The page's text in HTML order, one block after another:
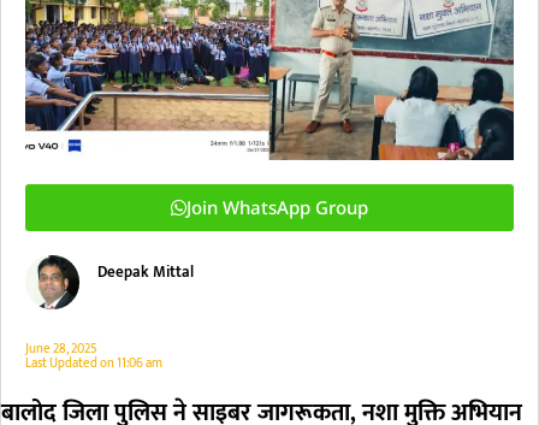
Join WhatsApp Group
Deepak Mittal
June 28, 2025
Last Updated on11:06 am
बालोद जिला पुलिस ने साइबर जागरूकता, नशा मुक्ति अभियान